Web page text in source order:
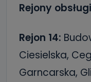
Rejony
Rejon 14:
Ciesielska,
Garncarska,